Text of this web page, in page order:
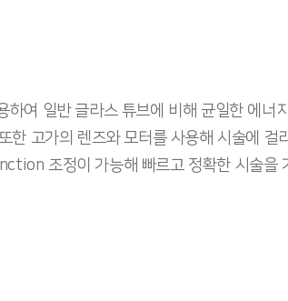
하여 일반 글라스 튜브에 비해 균일한 에너
한 고가의 렌즈와 모터를 사용해 시술에
조정이 가능해 빠르고 정확한 시술을